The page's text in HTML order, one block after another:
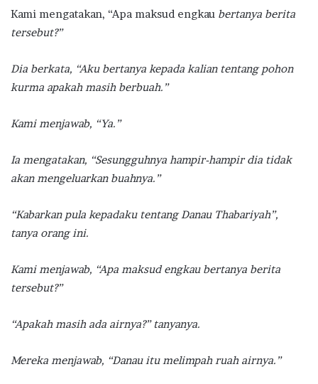
Kami mengatakan, “Apa maksud engkau bertanya berita
tersebut?”
Dia berkata, “Aku bertanya kepada kalian tentang pohon
kurma apakah masih berbuah.”
Kami menjawab, “Ya.”
Ia mengatakan, “Sesungguhnya hampir-hampir dia tidak
akan mengeluarkan buahnya.”
“Kabarkan pula kepadaku tentang Danau Thabariyah”,
tanya orang ini.
Kami menjawab, “Apa maksud engkau bertanya berita
tersebut?”
“Apakah masih ada airnya?” tanyanya.
Mereka menjawab, “Danau itu melimpah ruah airnya.”